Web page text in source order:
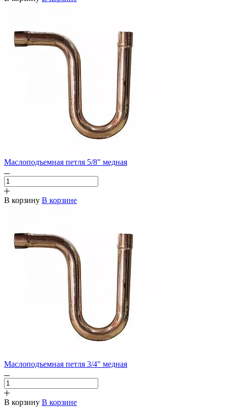
Маслоподъемная петля 5/8" медная
В корзину В корзине
Маслоподъемная петля 3/4" медная
В корзину В корзине